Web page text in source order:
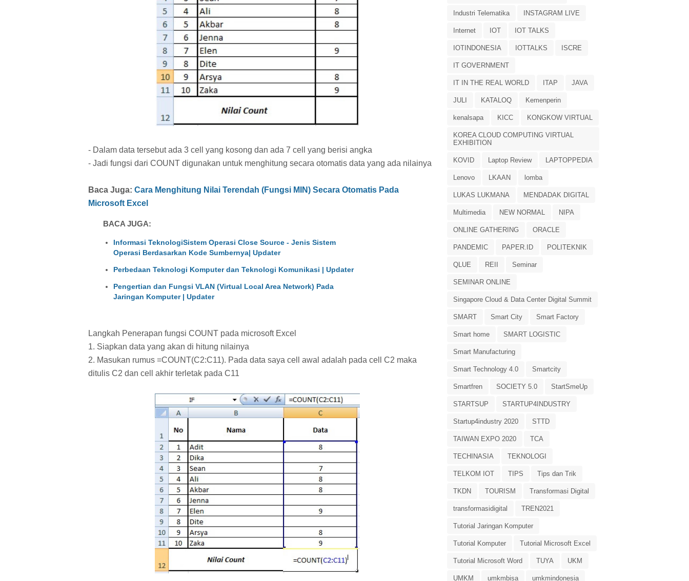
- Dalam data tersebut ada 3 cell yang kosong dan ada 7 cell yang berisi angka
- Jadi fungsi dari COUNT digunakan untuk menghitung secara otomatis data yang ada nilainya
Baca Juga: Cara Menghitung Nilai Terendah (Fungsi MIN) Secara Otomatis Pada
Microsoft Excel
BACA JUGA:
Informasi TeknologiSistem Operasi Close Source - Jenis Sistem
Operasi Berdasarkan Kode Sumbernya| Updater
Perbedaan Teknologi Komputer dan Teknologi Komunikasi | Updater
Pengertian dan Fungsi VLAN (Virtual Local Area Network) Pada
Jaringan Komputer | Updater
Langkah Penerapan fungsi COUNT pada microsoft Excel
1. Siapkan data yang akan di hitung nilainya
2. Masukan rumus =COUNT(C2:C11). Pada data saya cell awal adalah pada cell C2 maka
ditulis C2 dan cell akhir terletak pada C11
Industri Telematika INSTAGRAM LIVE
Internet IOT IOT TALKS
IOTINDONESIA IOTTALKS ISCRE
IT GOVERNMENT
IT IN THE REAL WORLD ITAP JAVA
JULI KATALOQ Kemenperin
kenalsapa KICC KONGKOW VIRTUAL
KOREA CLOUD COMPUTING VIRTUAL
EXHIBITION
KOVID Laptop Review LAPTOPPEDIA
Lenovo LKAAN lomba
LUKAS LUKMANA MENDADAK DIGITAL
Multimedia NEW NORMAL NIPA
ONLINE GATHERING ORACLE
PANDEMIC PAPER.ID POLITEKNIK
QLUE REII Seminar
SEMINAR ONLINE
Singapore Cloud & Data Center Digital Summit
SMART Smart City Smart Factory
Smart home SMART LOGISTIC
Smart Manufacturing
Smart Technology 4.0 Smartcity
Smartfren SOCIETY 5.0 StartSmeUp
STARTSUP STARTUP4INDUSTRY
Startup4industry 2020 STTD
TAIWAN EXPO 2020 TCA
TECHINASIA TEKNOLOGI
TELKOM IOT TIPS Tips dan Trik
TKDN TOURISM Transformasi Digital
transformasidigital TREN2021
Tutorial Jaringan Komputer
Tutorial Komputer Tutorial Microsoft Excel
Tutorial Microsoft Word TUYA UKM
UMKM umkmbisa umkmindonesia